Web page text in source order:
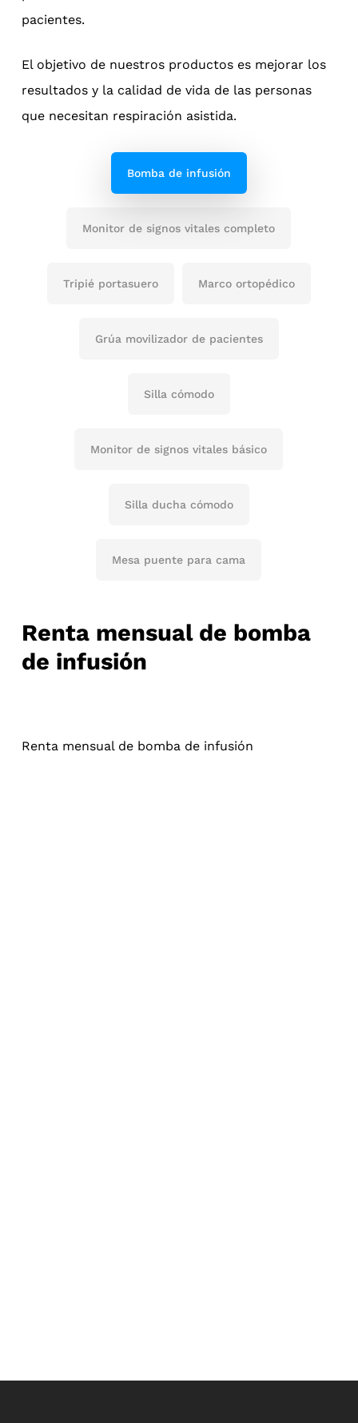
pacientes.
El objetivo de nuestros productos es mejorar los
resultados y la calidad de vida de las personas
que necesitan respiración asistida.
Bomba de infusión
Monitor de signos vitales completo
Tripié portasuero Marco ortopédico
Grúa movilizador de pacientes
Silla cómodo
Monitor de signos vitales básico
Silla ducha cómodo
Mesa puente para cama
Renta mensual de bomba
de infusión
Renta mensual de bomba de infusión